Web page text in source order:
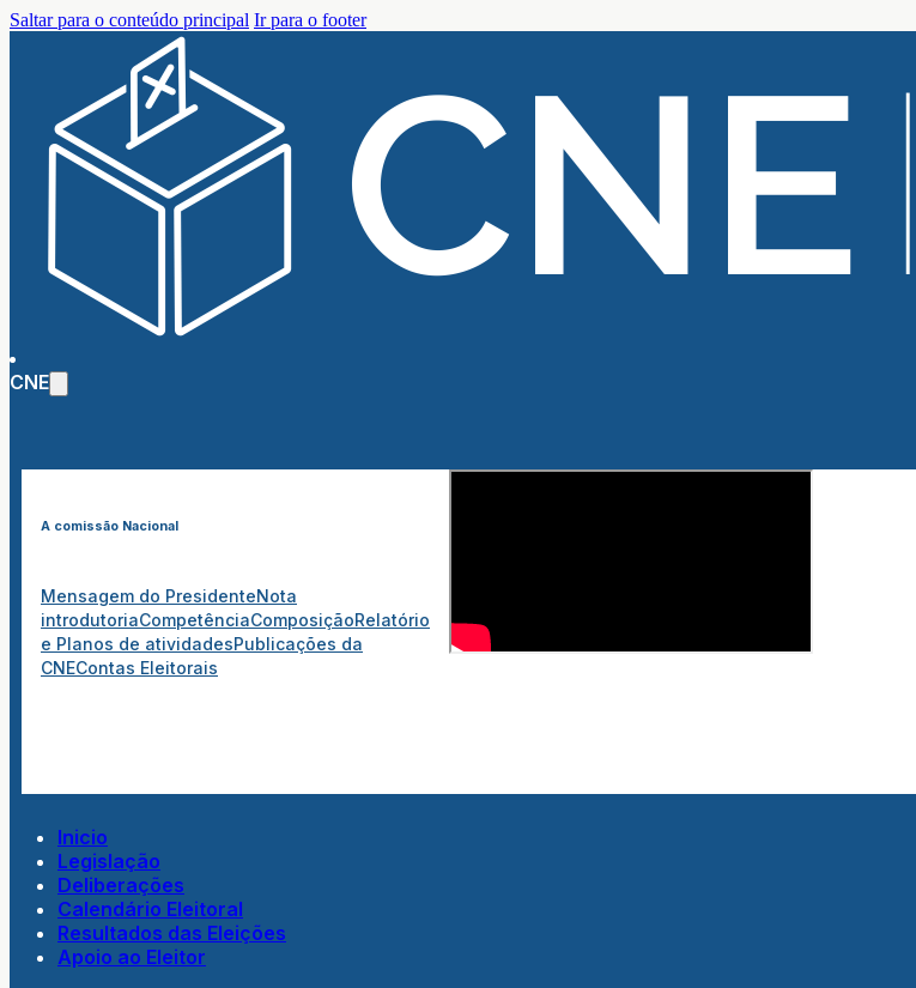
Saltar para o conteúdo principal Ir para o footer
CNE
A comissão Nacional
Mensagem do PresidenteNota
introdutoriaCompetênciaComposiçãoRelatório
e Planos de atividadesPublicações da
CNEContas Eleitorais
Inicio
Legislação
Deliberações
Calendário Eleitoral
Resultados das Eleições
Apoio ao Eleitor